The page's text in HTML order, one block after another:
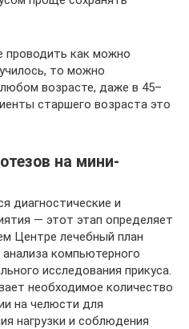
проводить как можно
то можно
возрасте, даже в 45–
старшего возраста это
на мини-
диагностические и
— этот этап определяет
Центре лечебный план
компьютерного
исследования прикуса.
необходимое количество
на челюсти для
нагрузки и соблюдения